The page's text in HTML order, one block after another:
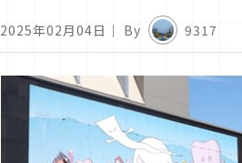
2025年02月04日 ｜ By 9317